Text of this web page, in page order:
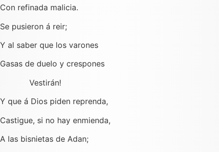
Con refinada malicia.
Se pusieron á reir;
Y al saber que los varones
Gasas de duelo y crespones
Vestirán!
Y que á Dios piden reprenda,
Castigue, si no hay enmienda,
A las bisnietas de Adan;